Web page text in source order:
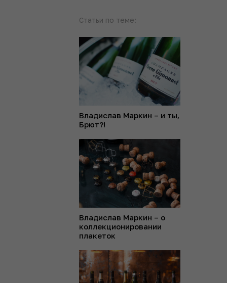
Статьи по теме:
Владислав Маркин – и ты,
Брют?!
Владислав Маркин – о
коллекционировании
плакеток